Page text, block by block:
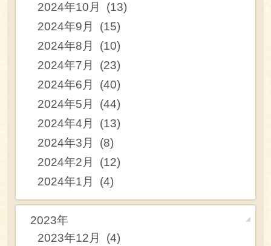
2024年10月 (13)
2024年9月 (15)
2024年8月 (10)
2024年7月 (23)
2024年6月 (40)
2024年5月 (44)
2024年4月 (13)
2024年3月 (8)
2024年2月 (12)
2024年1月 (4)
2023年
2023年12月 (4)